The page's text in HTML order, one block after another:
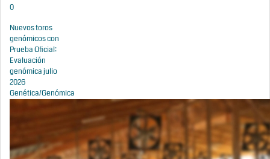
0
Nuevos toros
genómicos con
Prueba Oficial:
Evaluación
genómica julio
2026
Genética/Genómica